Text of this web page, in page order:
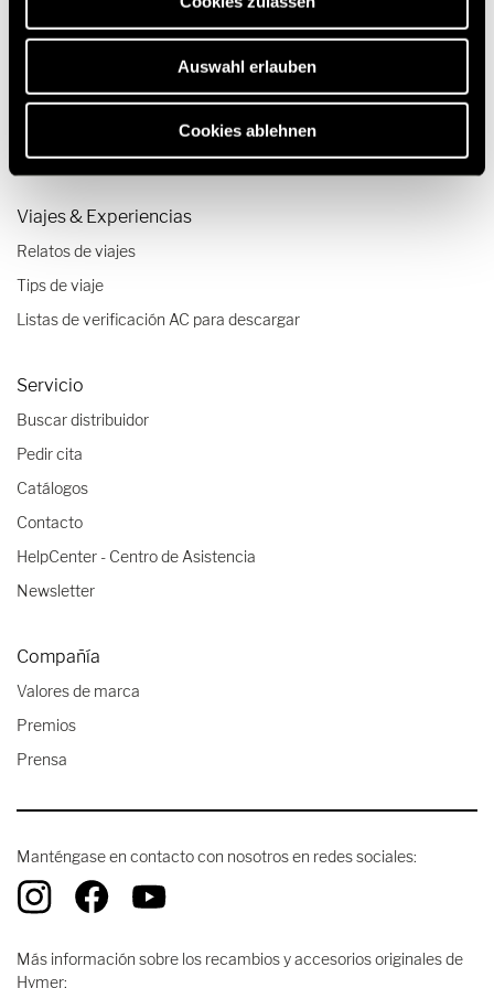
Auswahl erlauben
Cookies ablehnen
Autocaravanas perfiladas
Autocaravanas compactas
Configurador autocaravanas y furgonetas camper
Viajes & Experiencias
Relatos de viajes
Tips de viaje
Listas de verificación AC para descargar
Servicio
Buscar distribuidor
Pedir cita
Catálogos
Contacto
HelpCenter - Centro de Asistencia
Newsletter
Compañía
Valores de marca
Premios
Prensa
Manténgase en contacto con nosotros en redes sociales:
Más información sobre los recambios y accesorios originales de
Hymer: